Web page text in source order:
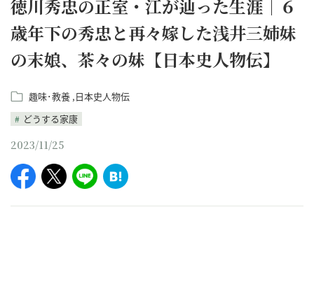
徳川秀忠の正室・江が辿った生涯｜６
歳年下の秀忠と再々嫁した浅井三姉妹
の末娘、茶々の妹【日本史人物伝】
趣味･教養 日本史人物伝
どうする家康
2023/11/25